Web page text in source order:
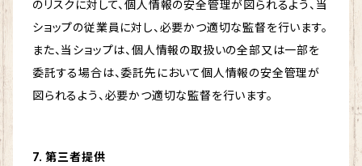
のリスクに対して、個人情報の安全管理が図られるよう、当
ショップの従業員に対し、必要かつ適切な監督を行います。
また、当ショップは、個人情報の取扱いの全部又は一部を
委託する場合は、委託先において個人情報の安全管理が
図られるよう、必要かつ適切な監督を行います。
7. 第三者提供